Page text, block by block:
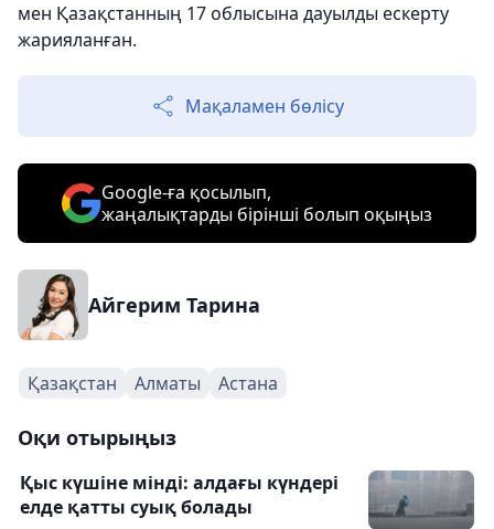
мен Қазақстанның 17 облысына дауылды ескерту
жарияланған.
Мақаламен бөлісу
Google-ға қосылып,
жаңалықтарды бірінші болып оқыңыз
Айгерим Тарина
Қазақстан Алматы Астана
Оқи отырыңыз
Қыс күшіне мінді: алдағы күндері
елде қатты суық болады